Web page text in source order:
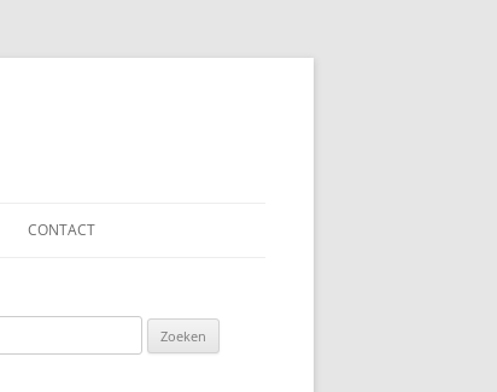
CONTACT